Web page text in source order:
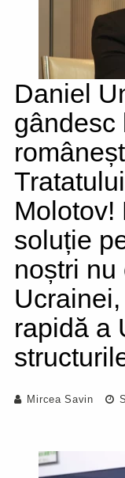
Daniel
gândesc
Molotov!
soluție
noștri nu
rapidă a
Mircea Savin